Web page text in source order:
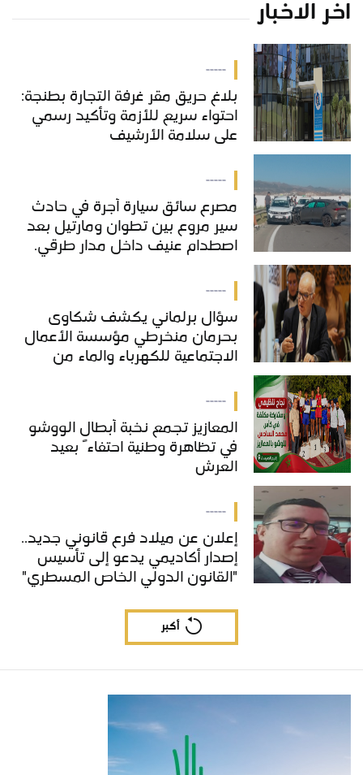
اخر الاخبار
-----
بلاغ حريق مقر غرفة التجارة بطنجة:
احتواء سريع للأزمة وتأكيد رسمي
على سلامة الأرشيف
-----
مصرع سائق سيارة أجرة في حادث
سير مروع بين تطوان ومارتيل بعد
اصطدام عنيف داخل مدار طرقي.
-----
سؤال برلماني يكشف شكاوى
بحرمان منخرطي مؤسسة الأعمال
الاجتماعية للكهرباء والماء من
-----
المعازيز تجمع نخبة أبطال الووشو
في تظاهرة وطنية احتفاءً بعيد
العرش
-----
إعلان عن ميلاد فرع قانوني جديد..
إصدار أكاديمي يدعو إلى تأسيس
"القانون الدولي الخاص المسطري"
أكبر